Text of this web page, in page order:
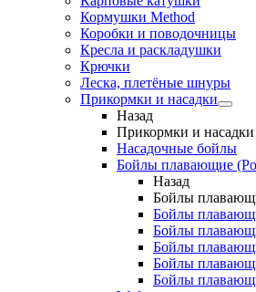
Кормушки Method
Коробки и поводочницы
Кресла и раскладушки
Крючки
Леска, плетёные шнуры
Прикормки и насадки
Назад
Прикормки и насадки
Насадочные бойлы
Бойлы плавающие
Назад
Бойлы
Бойлы
Бойлы
Бойлы
Бойлы
Бойлы